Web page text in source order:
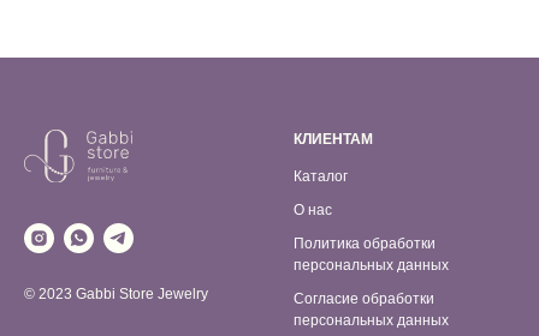
© 2023 Gabbi Store Jewelry
КЛИЕНТАМ
Каталог
О нас
Политика обработки
персональных данных
Согласие обработки
персональных данных